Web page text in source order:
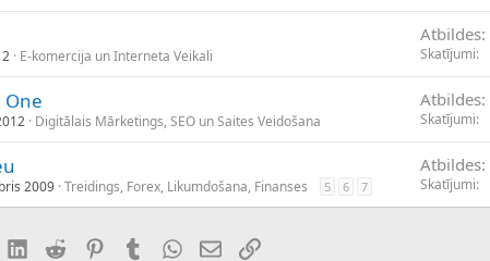
E-komercija un Interneta Veikali
Atbildes
Skatījumi
One
Digitālais Mārketings, SEO un Saites Veidošana
Atbildes
Skatījumi
2009 Treidings, Forex, Likumdošana, Finanses 5 6 7
Atbildes
Skatījumi
LinkedIn
Reddit PinterestTumblrWhatsApp
E-pastsSaiti